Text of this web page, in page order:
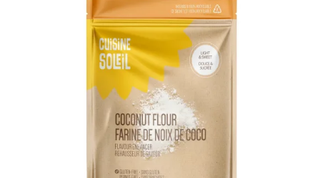
AJOUTER AU PANIER / DÉTAILS